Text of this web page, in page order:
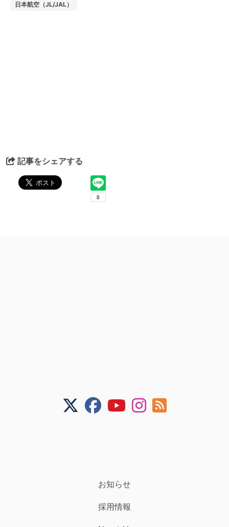
日本航空（JL/JAL）
記事をシェアする
お知らせ
採用情報